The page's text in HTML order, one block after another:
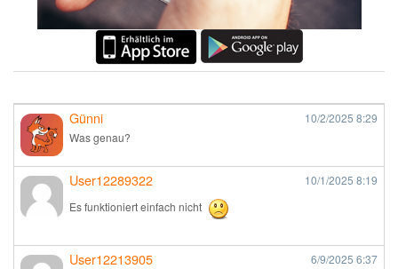
Günni 10/2/2025 8:29
Was genau?
User12289322 10/1/2025 8:19
Es funktioniert einfach nicht
User12213905 6/9/2025 6:37